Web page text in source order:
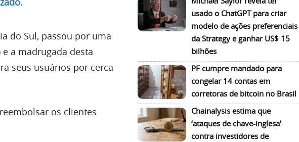
do Sul, passou por uma
a madrugada desta
seus usuários por cerca
os clientes
usado o ChatGPT para criar
modelo de ações preferenciais
da Strategy e ganhar US$ 15
bilhões
PF cumpre mandado para
congelar 14 contas em
corretoras de bitcoin no Brasil
Chainalysis estima que
‘ataques de chave-inglesa’
contra investidores de